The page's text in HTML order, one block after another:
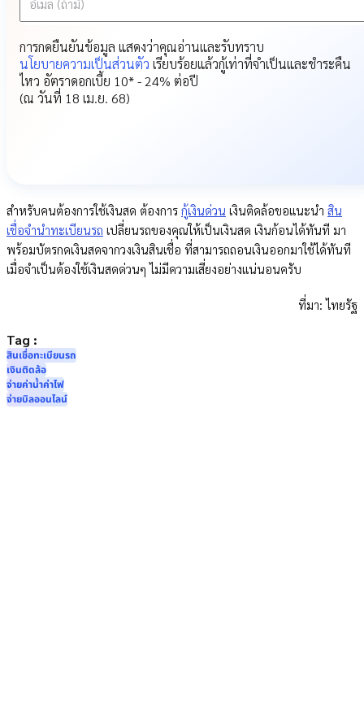
อีเมล (ถ้ามี)
การกดยืนยันข้อมูล แสดงว่าคุณอ่านและรับทราบ
นโยบายความเป็นส่วนตัว เรียบร้อยแล้วกู้เท่าที่จำเป็นและชำระคืน
ไหว อัตราดอกเบี้ย 10* - 24% ต่อปี
(ณ วันที่ 18 เม.ย. 68)
สำหรับคนต้องการใช้เงินสด ต้องการ กู้เงินด่วน เงินติดล้อขอแนะนำ สิน
เชื่อจำนำทะเบียนรถ เปลี่ยนรถของคุณให้เป็นเงินสด เงินก้อนได้ทันที มา
พร้อมบัตรกดเงินสดจากวงเงินสินเชื่อ ที่สามารถถอนเงินออกมาใช้ได้ทันที
เมื่อจำเป็นต้องใช้เงินสดด่วนๆ ไม่มีความเสี่ยงอย่างแน่นอนครับ
ที่มา: ไทยรัฐ
Tag :
สินเชื่อทะเบียนรถ
เงินติดล้อ
จ่ายค่าน้ำค่าไฟ
จ่ายบิลออนไลน์